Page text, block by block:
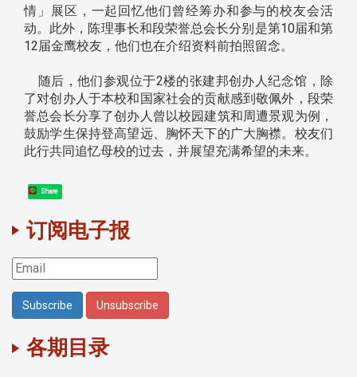
情」展区，一起回忆他们曾经筹办和参与的校友会活
动。此外，陈理事长和段荣誉总会长分别是第10届和第
12届金鹰校友，他们也在介绍资料前拍照留念。
随后，他们参观位于2楼的张建邦创办人纪念馆，除
了对创办人于本校和国家社会的贡献感到敬佩外，段荣
誉总会长分享了创办人曾以校园建筑和周遭景观为例，
鼓励学生保持登高望远、胸怀天下的广大胸襟。校友们
此行共同追忆母校的过去，并展望充满希望的未来。
Share
订阅电子报
各期目录